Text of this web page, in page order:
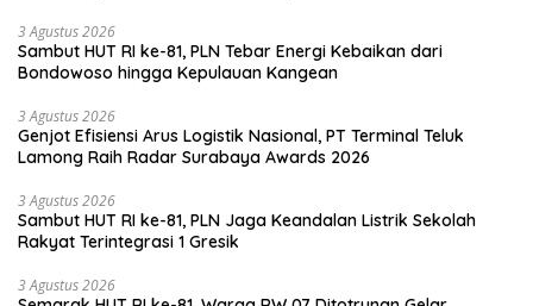
3 Agustus 2026
Sambut HUT RI ke-81, PLN Tebar Energi Kebaikan dari
Bondowoso hingga Kepulauan Kangean
3 Agustus 2026
Genjot Efisiensi Arus Logistik Nasional, PT Terminal Teluk
Lamong Raih Radar Surabaya Awards 2026
3 Agustus 2026
Sambut HUT RI ke-81, PLN Jaga Keandalan Listrik Sekolah
Rakyat Terintegrasi 1 Gresik
3 Agustus 2026